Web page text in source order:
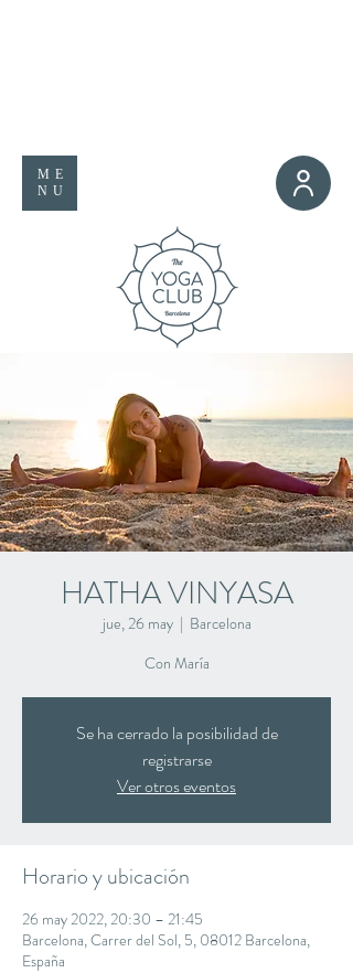
ME
NU
HATHA VINYASA
jue, 26 may
  |
Barcelona
Con María
Se ha cerrado la posibilidad de
registrarse
Ver otros eventos
Horario y ubicación
26 may 2022, 20:30 – 21:45
Barcelona, Carrer del Sol, 5, 08012 Barcelona,
España